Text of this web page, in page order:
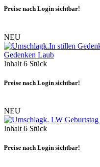
Preise nach Login sichtbar!
NEU
Gedenken Laub
Inhalt 6 Stück
Preise nach Login sichtbar!
NEU
Inhalt 6 Stück
Preise nach Login sichtbar!